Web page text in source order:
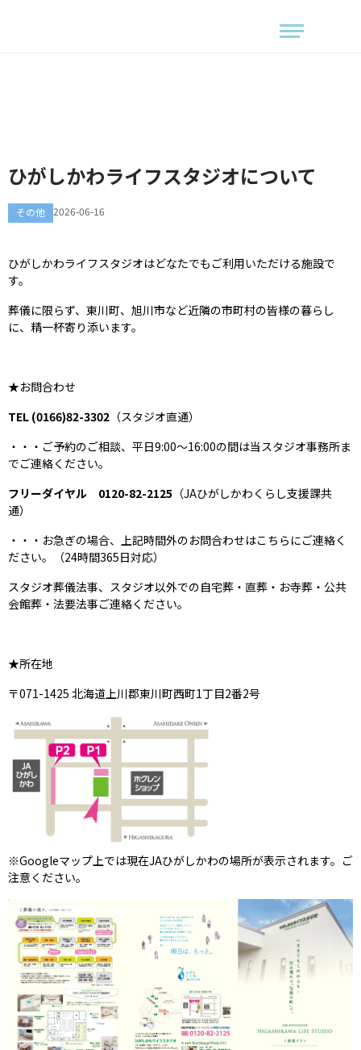
ひがしかわライフスタジオについて
その他 2026-06-16
ひがしかわライフスタジオはどなたでもご利用いただける施設で
す。
葬儀に限らず、東川町、旭川市など近隣の市町村の皆様の暮らし
に、精一杯寄り添います。
★お問合わせ
TEL (0166)82-3302 （スタジオ直通）
・・・ご予約のご相談、平日9:00～16:00の間は当スタジオ事務所ま
でご連絡ください。
フリーダイヤル 0120-82-2125 （JAひがしかわくらし支援課共
通）
‍・・・お急ぎの場合、上記時間外のお問合わせはこちらにご連絡く
ださい。（24時間365日対応）
スタジオ葬儀法事、スタジオ以外での自宅葬・直葬・お寺葬・公共
会館葬・法要法事ご連絡ください。
★所在地
‍〒071-1425 北海道上川郡東川町西町1丁目2番2号
※Googleマップ上では現在JAひがしかわの場所が表示されます。ご
注意ください。